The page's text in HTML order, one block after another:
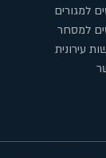
למגורים
למסחר
עירונית